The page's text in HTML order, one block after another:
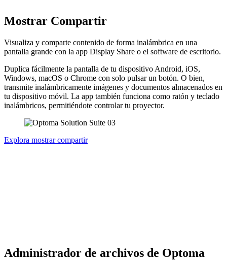
Mostrar Compartir
Visualiza y comparte contenido de forma inalámbrica en una
pantalla grande con la app Display Share o el software de escritorio.
Duplica fácilmente la pantalla de tu dispositivo Android, iOS,
Windows, macOS o Chrome con solo pulsar un botón. O bien,
transmite inalámbricamente imágenes y documentos almacenados en
tu dispositivo móvil. La app también funciona como ratón y teclado
inalámbricos, permitiéndote controlar tu proyector.
Explora mostrar compartir
Administrador de archivos de Optoma